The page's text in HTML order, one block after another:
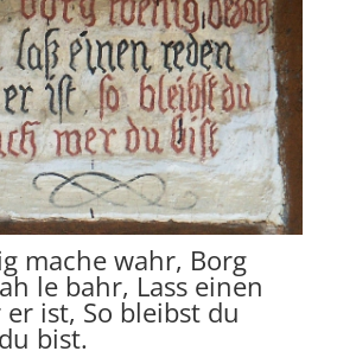
mache wahr, Borg
le bahr, Lass einen
ist, So bleibst du
bist.